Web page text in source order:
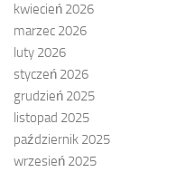
kwiecień 2026
marzec 2026
luty 2026
styczeń 2026
grudzień 2025
listopad 2025
październik 2025
wrzesień 2025